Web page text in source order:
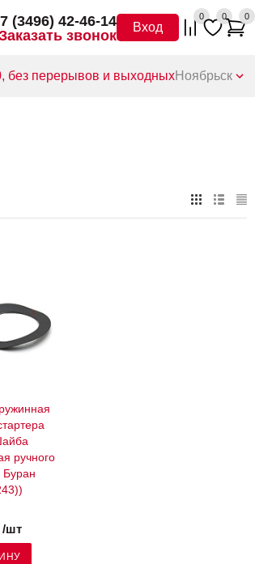
(3496) 42-46-14
звонок
Вход
0 0 0
без перерывов и выходныхНоябрьск
ручного
Буран
/шт